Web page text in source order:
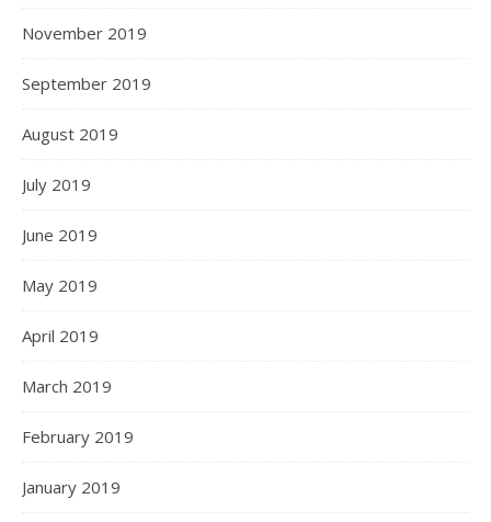
November 2019
September 2019
August 2019
July 2019
June 2019
May 2019
April 2019
March 2019
February 2019
January 2019